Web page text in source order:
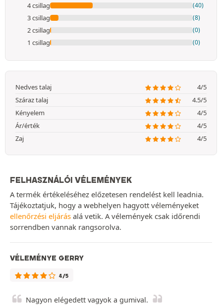
4 csillag (40)
3 csillag (8)
2 csillag (0)
1 csillag (0)
Nedves talaj
4/5
Száraz talaj
4.5/5
Kényelem
4/5
Ár/érték
4/5
Zaj
4/5
FELHASZNÁLÓI VÉLEMÉNYEK
A termék értékeléséhez előzetesen rendelést kell leadnia.
Tájékoztatjuk, hogy a webhelyen hagyott véleményeket
ellenőrzési eljárás alá vetik. A vélemények csak időrendi
sorrendben vannak rangsorolva.
VÉLEMÉNYE GERRY
4/5
Nagyon elégedett vagyok a gumival.